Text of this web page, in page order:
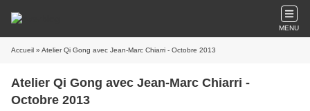
MENU
Accueil » Atelier Qi Gong avec Jean-Marc Chiarri - Octobre 2013
Atelier Qi Gong avec Jean-Marc Chiarri -
Octobre 2013